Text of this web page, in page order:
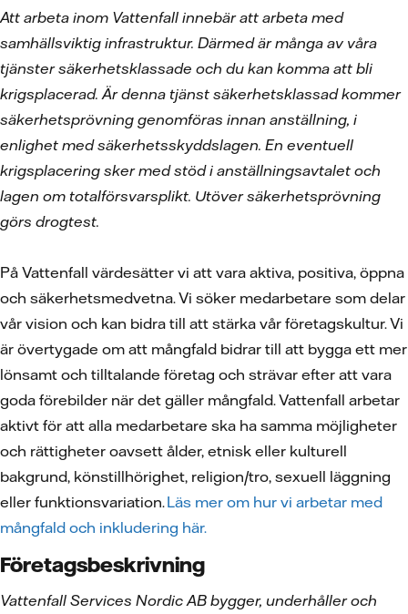
Att arbeta inom Vattenfall innebär att arbeta med
samhällsviktig infrastruktur. Därmed är många av våra
tjänster säkerhetsklassade och du kan komma att bli
krigsplacerad. Är denna tjänst säkerhetsklassad kommer
säkerhetsprövning genomföras innan anställning, i
enlighet med säkerhetsskyddslagen. En eventuell
krigsplacering sker med stöd i anställningsavtalet och
lagen om totalförsvarsplikt. Utöver säkerhetsprövning
görs drogtest.
På Vattenfall värdesätter vi att vara aktiva, positiva, öppna
och säkerhetsmedvetna. Vi söker medarbetare som delar
vår vision och kan bidra till att stärka vår företagskultur. Vi
är övertygade om att mångfald bidrar till att bygga ett mer
lönsamt och tilltalande företag och strävar efter att vara
goda förebilder när det gäller mångfald. Vattenfall arbetar
aktivt för att alla medarbetare ska ha samma möjligheter
och rättigheter oavsett ålder, etnisk eller kulturell
bakgrund, könstillhörighet, religion/tro, sexuell läggning
eller funktionsvariation.Läs mer om hur vi arbetar med
mångfald och inkludering här.
Företagsbeskrivning
Vattenfall Services Nordic AB bygger, underhåller och